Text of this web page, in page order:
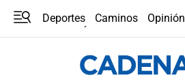
Deportes Caminos
Opinión